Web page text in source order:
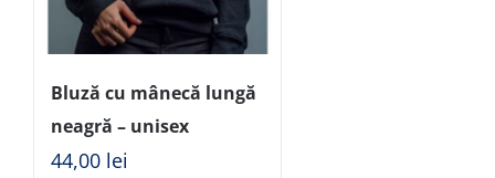
Bluză cu mânecă lungă
neagră – unisex
44,00 lei